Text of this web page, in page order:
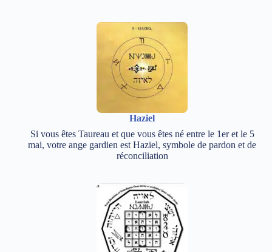
Haziel
Si vous êtes Taureau et que vous êtes né entre le 1er et le 5
mai, votre ange gardien est Haziel, symbole de pardon et de
réconciliation